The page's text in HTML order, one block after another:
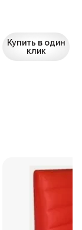
Купить в один
клик